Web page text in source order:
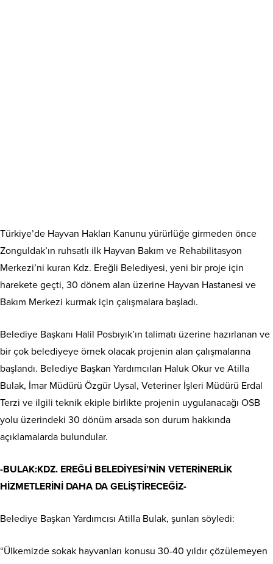
Türkiye’de Hayvan Hakları Kanunu yürürlüğe girmeden önce
Zonguldak’ın ruhsatlı ilk Hayvan Bakım ve Rehabilitasyon
Merkezi’ni kuran Kdz. Ereğli Belediyesi, yeni bir proje için
harekete geçti, 30 dönem alan üzerine Hayvan Hastanesi ve
Bakım Merkezi kurmak için çalışmalara başladı.
Belediye Başkanı Halil Posbıyık’ın talimatı üzerine hazırlanan ve
bir çok belediyeye örnek olacak projenin alan çalışmalarına
başlandı. Belediye Başkan Yardımcıları Haluk Okur ve Atilla
Bulak, İmar Müdürü Özgür Uysal, Veteriner İşleri Müdürü Erdal
Terzi ve ilgili teknik ekiple birlikte projenin uygulanacağı OSB
yolu üzerindeki 30 dönüm arsada son durum hakkında
açıklamalarda bulundular.
-BULAK:KDZ. EREĞLİ BELEDİYESİ’NİN VETERİNERLİK
HİZMETLERİNİ DAHA DA GELİŞTİRECEĞİZ-
Belediye Başkan Yardımcısı Atilla Bulak, şunları söyledi:
“Ülkemizde sokak hayvanları konusu 30-40 yıldır çözülemeyen